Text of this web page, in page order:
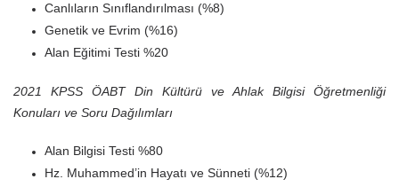
Canlıların Sınıflandırılması (%8)
Genetik ve Evrim (%16)
Alan Eğitimi Testi %20
2021 KPSS ÖABT Din Kültürü ve Ahlak Bilgisi Öğretmenliği
Konuları ve Soru Dağılımları
Alan Bilgisi Testi %80
Hz. Muhammed’in Hayatı ve Sünneti (%12)